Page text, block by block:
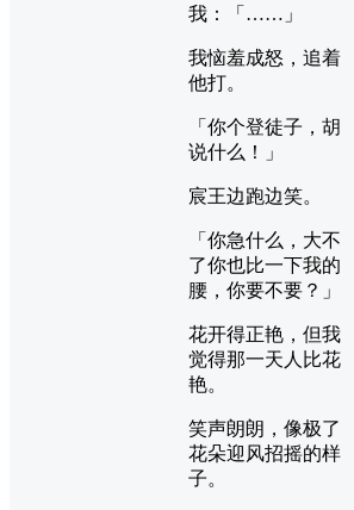
我：「……」
我恼羞成怒，追着
他打。
「你个登徒子，胡
说什么！」
宸王边跑边笑。
「你急什么，大不
了你也比一下我的
腰，你要不要？」
花开得正艳，但我
觉得那一天人比花
艳。
笑声朗朗，像极了
花朵迎风招摇的样
子。